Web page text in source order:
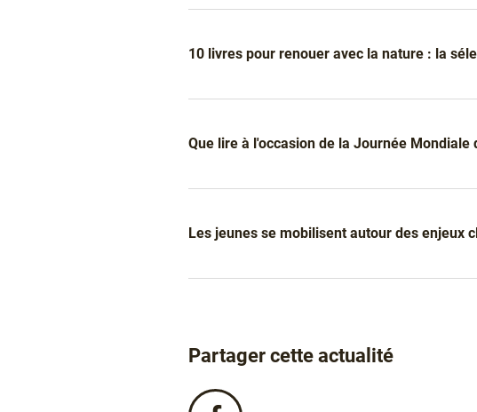
10 livres pour renouer avec la nature : la
Que lire à l'occasion de la Journée Mondiale
Les jeunes se mobilisent autour des enjeux
Partager cette actualité